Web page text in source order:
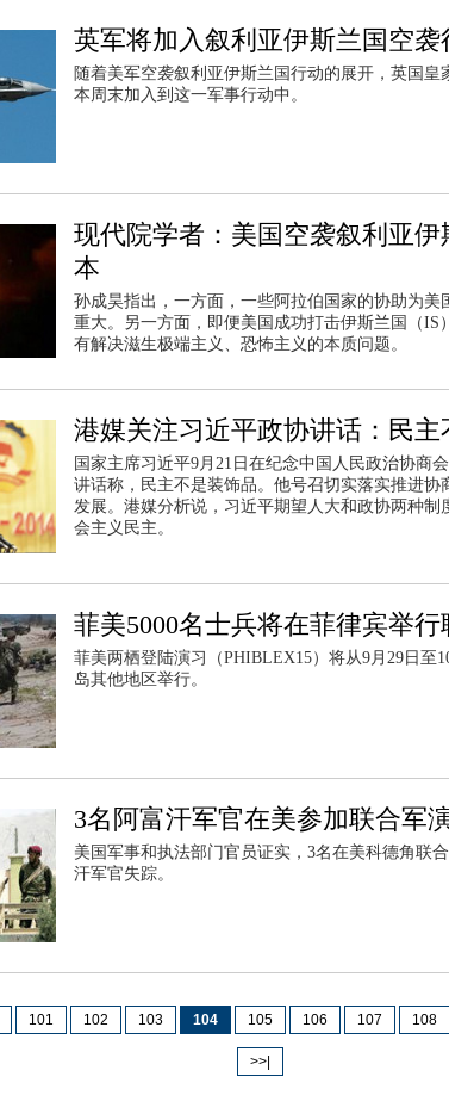
英军将加入叙利亚伊斯兰国空袭
随着美军空袭叙利亚伊斯兰国行动的展开，英国皇
本周末加入到这一军事行动中。
现代院学者：美国空袭叙利亚
本
孙成昊指出，一方面，一些阿拉伯国家的协助为美
重大。另一方面，即便美国成功打击伊斯兰国（IS
有解决滋生极端主义、恐怖主义的本质问题。
港媒关注习近平政协讲话：民主
国家主席习近平9月21日在纪念中国人民政治协商
讲话称，民主不是装饰品。他号召切实落实推进协
发展。港媒分析说，习近平期望人大和政协两种制
会主义民主。
菲美5000名士兵将在菲律宾举行
菲美两栖登陆演习（PHIBLEX15）将从9月29日至
岛其他地区举行。
3名阿富汗军官在美参加联合军
美国军事和执法部门官员证实，3名在美科德角联
汗军官失踪。
101 102 103 104 105 106 107 108
>>|